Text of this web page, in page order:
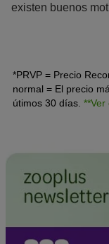
existen buenos
*PRVP = Precio
normal = El precio
útimos 30 días. **Ver